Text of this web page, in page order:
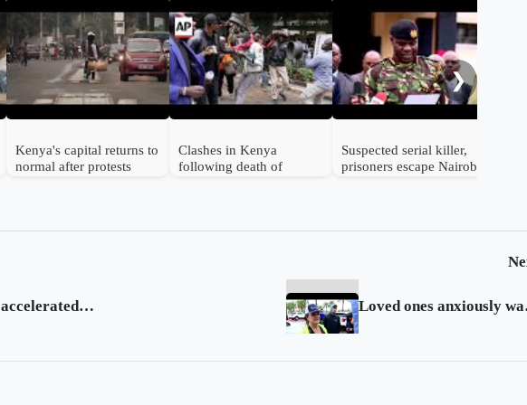
Kenya's capital returns to
normal after protests
Clashes in Kenya
following death of
Suspected serial killer,
prisoners escape Nairobi
❯
Lilly to seek accelerated FDA approval for Alzheimer's drug this year